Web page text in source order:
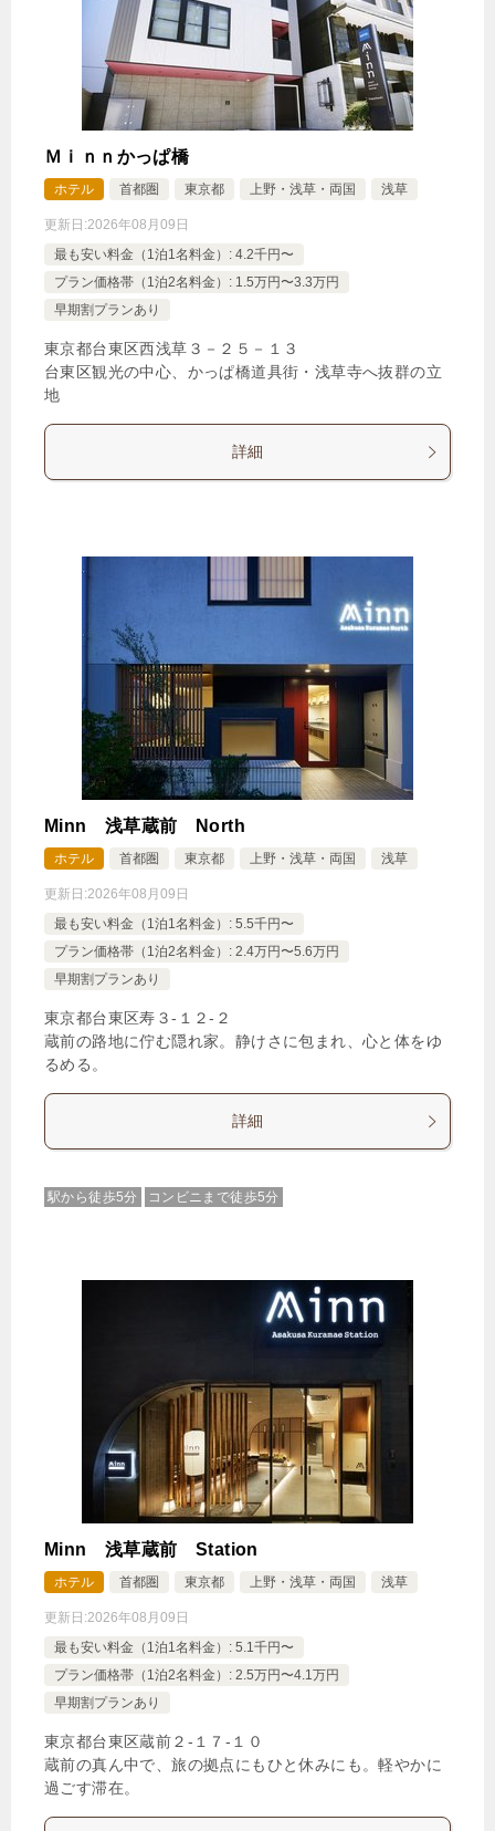
Ｍｉｎｎかっぱ橋
ホテル 首都圏 東京都 上野・浅草・両国 浅草
更新日:2026年08月09日
最も安い料金（1泊1名料金）: 4.2千円〜
プラン価格帯（1泊2名料金）: 1.5万円〜3.3万円
早期割プランあり
東京都台東区西浅草３－２５－１３
台東区観光の中心、かっぱ橋道具街・浅草寺へ抜群の立
地
詳細
Minn 浅草蔵前 North
ホテル 首都圏 東京都 上野・浅草・両国 浅草
更新日:2026年08月09日
最も安い料金（1泊1名料金）: 5.5千円〜
プラン価格帯（1泊2名料金）: 2.4万円〜5.6万円
早期割プランあり
東京都台東区寿３‐１２‐２
蔵前の路地に佇む隠れ家。静けさに包まれ、心と体をゆ
るめる。
詳細
駅から徒歩5分 コンビニまで徒歩5分
Minn 浅草蔵前 Station
ホテル 首都圏 東京都 上野・浅草・両国 浅草
更新日:2026年08月09日
最も安い料金（1泊1名料金）: 5.1千円〜
プラン価格帯（1泊2名料金）: 2.5万円〜4.1万円
早期割プランあり
東京都台東区蔵前２‐１７‐１０
蔵前の真ん中で、旅の拠点にもひと休みにも。軽やかに
過ごす滞在。